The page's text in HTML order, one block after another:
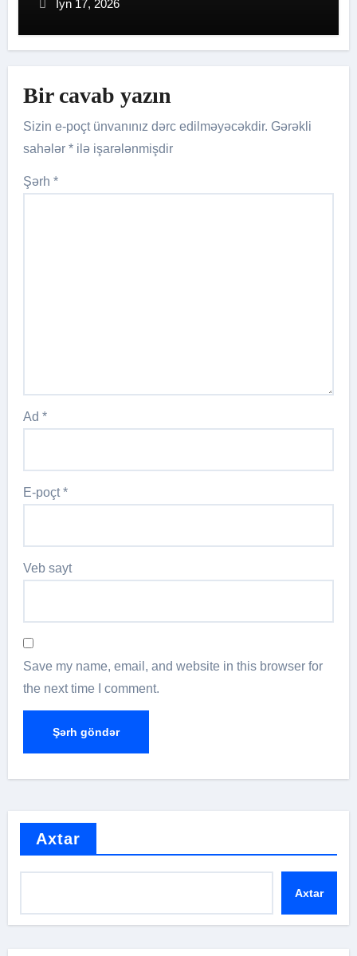
İyn 17, 2026
Bir cavab yazın
Sizin e-poçt ünvanınız dərc edilməyəcəkdir. Gərəkli
sahələr* ilə işarələnmişdir
Şərh*
Ad*
E-poçt*
Veb sayt
Save my name, email, and website in this browser for
the next time I comment.
Axtar
Axtar